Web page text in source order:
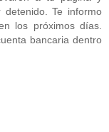
Te informo
los próximos días.
bancaria dentro